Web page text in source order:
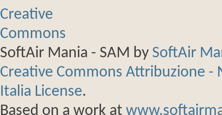
SoftAir Mania - SAM by SoftAir
Creative Commons Attribuzione
Italia License.
Based on a work at